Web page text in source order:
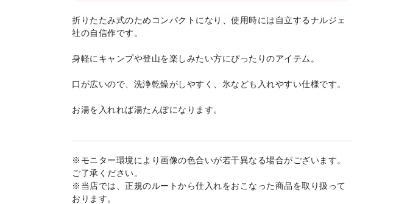
折りたたみ式のためコンパクトになり、使用時には自立するナルジェ
社の自信作です。
身軽にキャンプや登山を楽しみたい方にぴったりのアイテム。
口が広いので、洗浄乾燥がしやすく、氷なども入れやすい仕様です。
お湯を入れれば湯たんぽになります。
※モニター環境により画像の色合いが若干異なる場合がございます。
ご了承ください。
※当店では、正規のルートから仕入れをおこなった商品を取り扱って
おります。